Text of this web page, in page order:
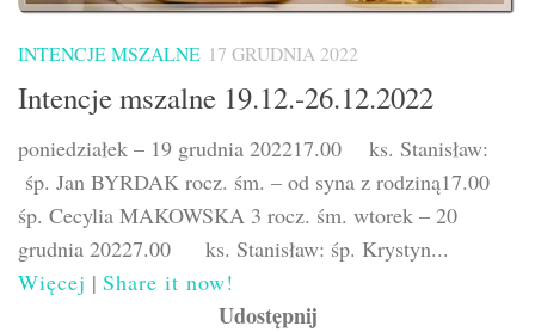
INTENCJE MSZALNE 17 GRUDNIA 2022
Intencje mszalne 19.12.-26.12.2022
poniedziałek – 19 grudnia 202217.00 ks. Stanisław:
śp. Jan BYRDAK rocz. śm. – od syna z rodziną17.00
śp. Cecylia MAKOWSKA 3 rocz. śm. wtorek – 20
grudnia 20227.00 ks. Stanisław: śp. Krystyn...
Więcej | Share it now!
Udostępnij